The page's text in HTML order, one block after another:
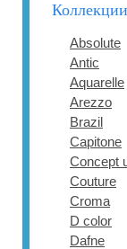
Коллекции
Absolute
Antic
Aquarelle
Arezzo
Brazil
Capitone
Concept
Couture
Croma
D color
Dafne